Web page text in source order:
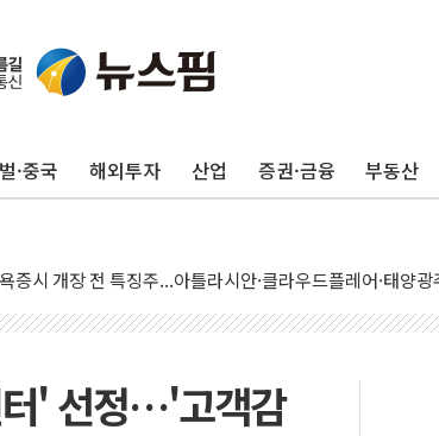
·중국 해외투자 산업 증권·금융 부동산
] 美 7월 고용 2만3000명 감소 '쇼크'…9월 금리 인상 기
증시 개장 전 특징주...아틀라시안·클라우드플레어·태양
프 "금리 내려야"…파월 때와 달리 워시엔 톤 낮춰
정 정치인 측근 포항시 정책특보 내정설...포항시 '시끌'
해남 태양광, 대한민국 다음 100년 밑거름…수도권 집중 완
터' 선정…'고객감